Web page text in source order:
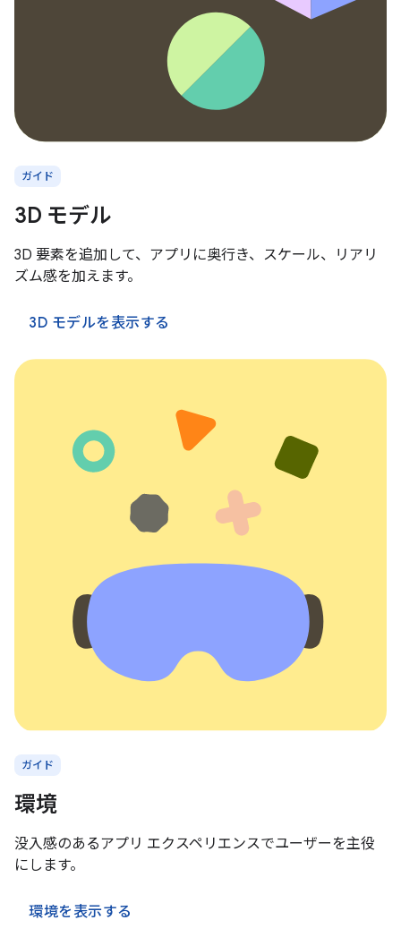
ガイド
3D モデル
3D 要素を追加して、アプリに奥行き、スケール、リアリ
ズム感を加えます。
3D モデルを表示する
ガイド
環境
没入感のあるアプリ エクスペリエンスでユーザーを主役
にします。
環境を表示する